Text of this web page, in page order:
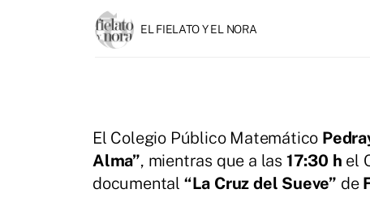
EL FIELATO Y EL NORA
El Colegio Público Matemático
Alma”, mientras que a las 17:30 h el
documental “La Cruz del Sueve” de